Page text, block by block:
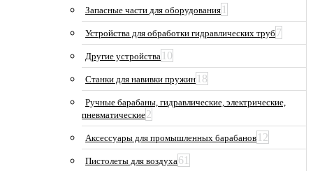
Запасные части для оборудования 1
Устройства для обработки гидравлических труб 7
Другие устройства 10
Станки для навивки пружин 18
Ручные барабаны, гидравлические, электрические,
пневматические2
Аксессуары для промышленных барабанов 12
Пистолеты для воздуха61